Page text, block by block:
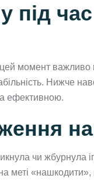
під
цей момент
Нижче
ефективною.
чи жбурнула
меті «нашкодити»,